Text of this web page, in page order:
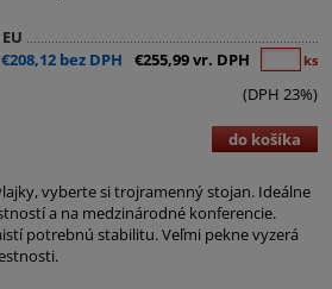
€208,12 bez DPH
€255,99 vr. DPH ks
(DPH 23%)
do košíka
vyberte si trojramenný stojan. Ideálne
a na medzinárodné konferencie.
potrebnú stabilitu. Veľmi pekne vyzerá